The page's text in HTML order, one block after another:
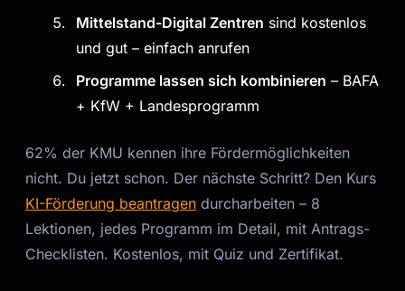
Mittelstand-Digital Zentren sind kostenlos
und gut – einfach anrufen
Programme lassen sich kombinieren – BAFA
+ KfW + Landesprogramm
62% der KMU kennen ihre Fördermöglichkeiten
nicht. Du jetzt schon. Der nächste Schritt? Den Kurs
KI-Förderung beantragen durcharbeiten – 8
Lektionen, jedes Programm im Detail, mit Antrags-
Checklisten. Kostenlos, mit Quiz und Zertifikat.